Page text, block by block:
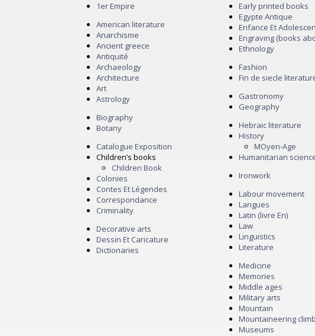
1er Empire
American literature
Anarchisme
Ancient greece
Antiquité
Archaeology
Architecture
Art
Astrology
Biography
Botany
Catalogue Exposition
Children’s books
Children Book
Colonies
Contes Et Légendes
Correspondance
Criminality
Decorative arts
Dessin Et Caricature
Dictionaries
Early printed books
Egypte Antique
Enfance Et
Engraving (books
Ethnology
Fashion
Fin de siecle
Gastronomy
Geography
Hebraic literature
History
MOyen-Age
Humanitarian
Ironwork
Labour movement
Langues
Latin (livre En)
Law
Linguistics
Literature
Medicine
Memories
Middle ages
Military arts
Mountain
Mountaineering
Museums